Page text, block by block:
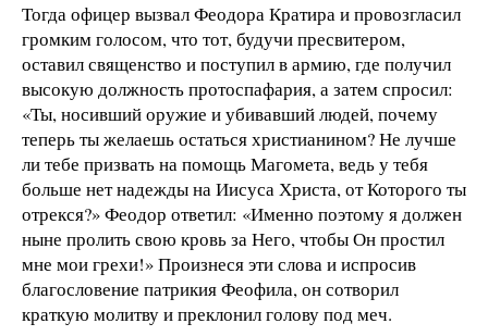
Тогда офицер вызвал Феодора Кратира и провозгласил
громким голосом, что тот, будучи пресвитером,
оставил свя­щенство и поступил в армию, где получил
высокую должность протоспафария, а затем спросил:
«Ты, носивший ору­жие и убивавший людей, почему
теперь ты желаешь остаться христианином? Не лучше
ли тебе призвать на помощь Магомета, ведь у тебя
больше нет надежды на Иисуса Христа, от Которого ты
отрекся?» Феодор ответил: «Именно по­этому я должен
ныне пролить свою кровь за Него, чтобы Он простил
мне мои грехи!» Произнеся эти слова и испросив
благословение патрикия Феофила, он сотворил
краткую мо­литву и преклонил голову под меч.